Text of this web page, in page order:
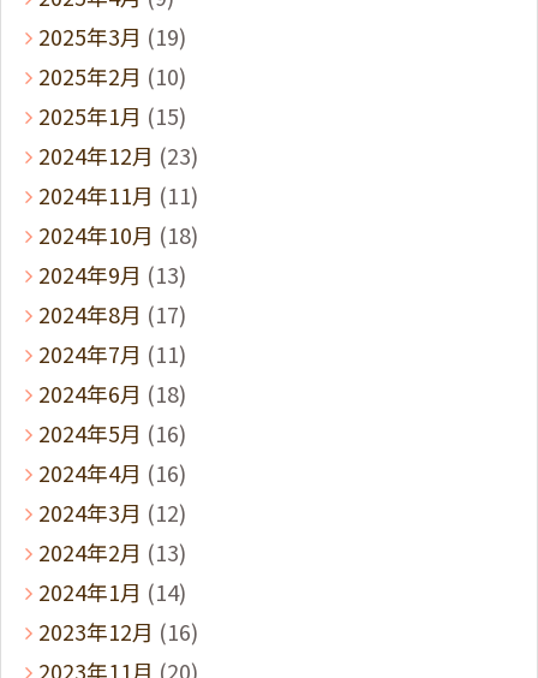
2025年3月 (19)
2025年2月 (10)
2025年1月 (15)
2024年12月 (23)
2024年11月 (11)
2024年10月 (18)
2024年9月 (13)
2024年8月 (17)
2024年7月 (11)
2024年6月 (18)
2024年5月 (16)
2024年4月 (16)
2024年3月 (12)
2024年2月 (13)
2024年1月 (14)
2023年12月 (16)
2023年11月 (20)